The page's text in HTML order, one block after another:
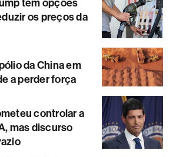
tem opções
os preços da
da China em
a perder força
controlar a
mas discurso